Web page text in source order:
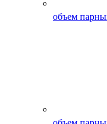
объем